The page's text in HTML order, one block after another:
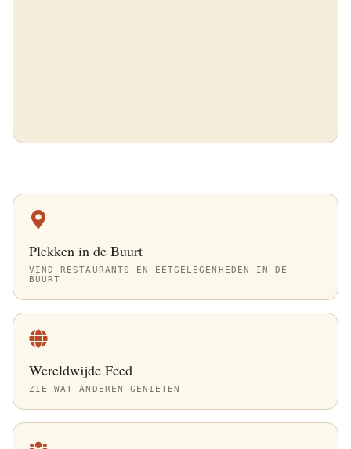
Plekken in de Buurt
VIND RESTAURANTS EN EETGELEGENHEDEN IN DE
BUURT
Wereldwijde Feed
ZIE WAT ANDEREN GENIETEN